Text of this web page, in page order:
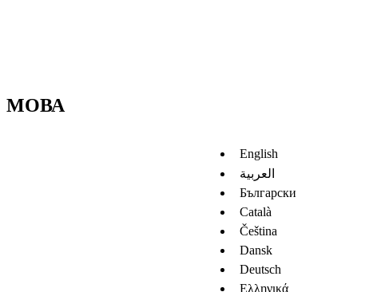
МОВА
English
العربية
Български
Català
Čeština
Dansk
Deutsch
Ελληνικά